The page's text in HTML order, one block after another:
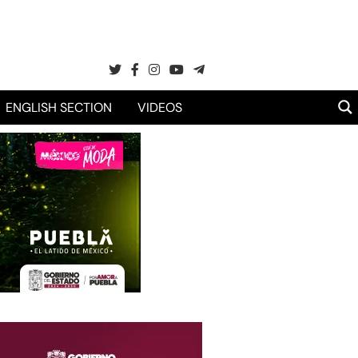
ENGLISH SECTION VIDEOS